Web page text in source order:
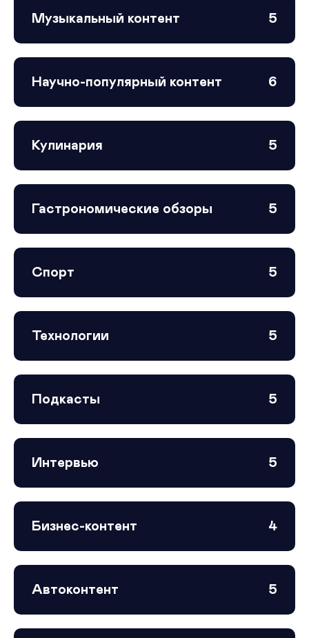
Музыкальный контент 5
Научно-популярный контент 6
Кулинария 5
Гастрономические обзоры 5
Спорт 5
Технологии 5
Подкасты 5
Интервью 5
Бизнес-контент 4
Автоконтент 5